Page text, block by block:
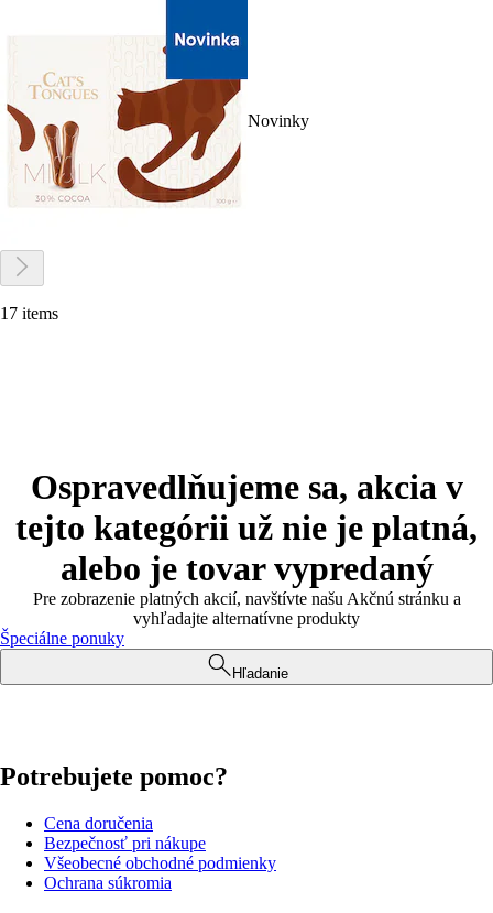
Novinky
17 items
Ospravedlňujeme sa, akcia v
tejto kategórii už nie je platná,
alebo je tovar vypredaný
Pre zobrazenie platných akcií, navštívte našu Akčnú stránku a
vyhľadajte alternatívne produkty
Špeciálne ponuky
Hľadanie
Potrebujete pomoc?
Cena doručenia
Bezpečnosť pri nákupe
Všeobecné obchodné podmienky
Ochrana súkromia